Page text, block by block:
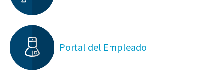
Portal del Empleado